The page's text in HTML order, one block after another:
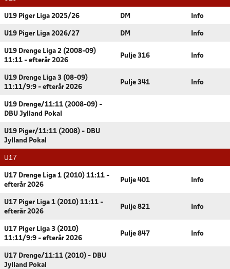
U19 Piger Liga 2025/26 DM Info
U19 Piger Liga 2026/27 DM Info
U19 Drenge Liga 2 (2008-09)
11:11 - efterår 2026
Pulje 316 Info
U19 Drenge Liga 3 (08-09)
11:11/9:9 - efterår 2026
Pulje 341 Info
U19 Drenge/11:11 (2008-09) -
DBU Jylland Pokal
U19 Piger/11:11 (2008) - DBU
Jylland Pokal
U17
U17 Drenge Liga 1 (2010) 11:11 -
efterår 2026
Pulje 401 Info
U17 Piger Liga 1 (2010) 11:11 -
efterår 2026
Pulje 821 Info
U17 Piger Liga 3 (2010)
11:11/9:9 - efterår 2026
Pulje 847 Info
U17 Drenge/11:11 (2010) - DBU
Jylland Pokal